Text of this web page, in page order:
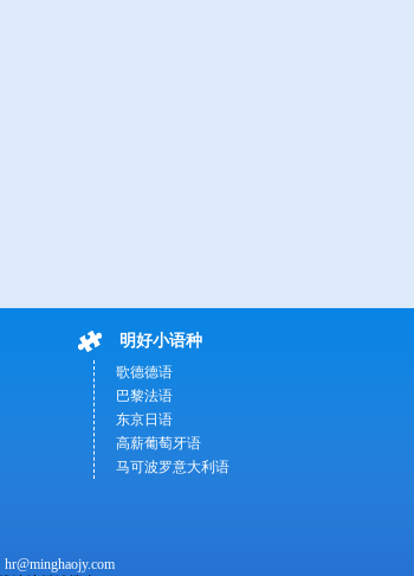
明好小语种
歌德德语
巴黎法语
东京日语
高薪葡萄牙语
马可波罗意大利语
hr@minghaojy.com